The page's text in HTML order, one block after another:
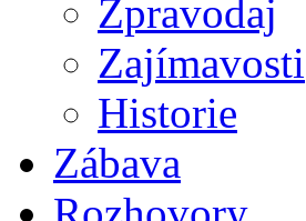
Zpravodaj
Zajímavosti
Historie
Zábava